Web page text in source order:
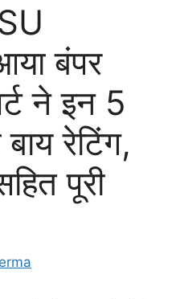
बंपर
ने इन 5
रेटिंग,
पूरी